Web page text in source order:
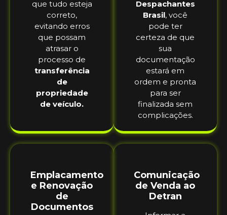
que tudo esteja
correto,
evitando erros
que possam
atrasar o
processo de
transferência
de
propriedade
de veículo.
Despachantes
Brasil, você
pode ter
certeza de que
sua
documentação
estará em
ordem e pronta
para ser
finalizada sem
complicações.
Emplacamento
e Renovação
de
Documentos
Comunicação
de Venda ao
Detran